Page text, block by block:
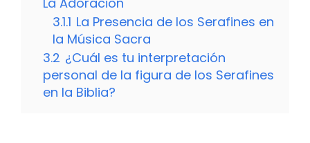
3.1.1 La Presencia de los Serafines en
la Música Sacra
3.2 ¿Cuál es tu interpretación
personal de la figura de los Serafines
en la Biblia?